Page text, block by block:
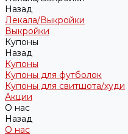
Назад
Лекала/Выкройки
Выкройки
Купоны
Назад
Купоны
Купоны для футболок
Купоны для свитшота/худи
Акции
О нас
Назад
О нас